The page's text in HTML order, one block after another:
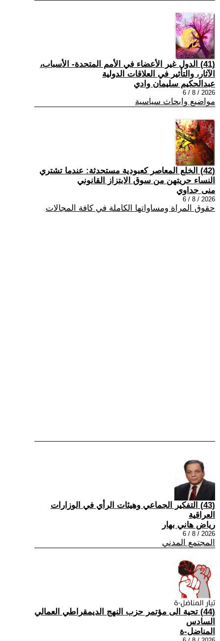
(41) الدول غير الأعضاء في الأمم المتحدة- الأسباب،
الآثار، والتأثير في العلاقات الدولية
عبدالحكيم سليمان وادي
2026 / 8 / 6
مواضيع وابحاث سياسية
(42) الخلع المعاصر كعبودية مستحدثة: عندما تشتري
النساء حريتهن من سوق الابتزاز القانوني
منى جداوي
2026 / 8 / 6
حقوق المراة ومساواتها الكاملة في كافة المجالات
(43) التفكير الجماعي وهيئات الرأي في الوزارات
العراقية
رياض هاني بهار
2026 / 8 / 6
المجتمع المدني
(44) تحية الى مؤتمر حزب النهج الديمقراطي العمالي
السادس
المناضل-ة